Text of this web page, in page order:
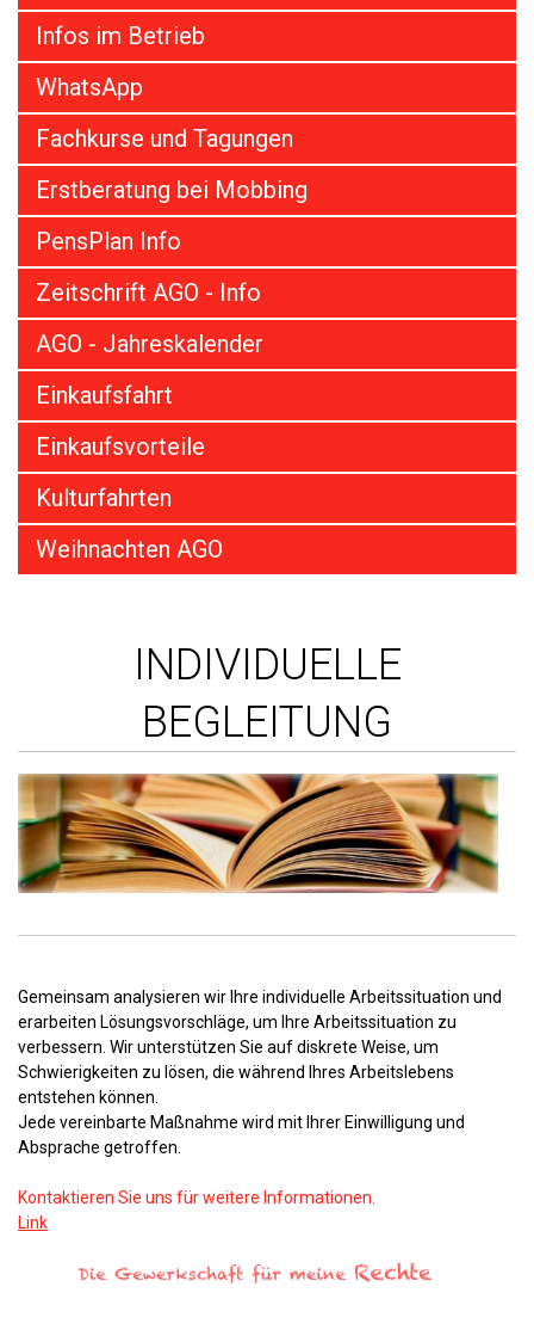
Infos im Betrieb
WhatsApp
Fachkurse und Tagungen
Erstberatung bei Mobbing
PensPlan Info
Zeitschrift AGO - Info
AGO - Jahreskalender
Einkaufsfahrt
Einkaufsvorteile
Kulturfahrten
Weihnachten AGO
INDIVIDUELLE
BEGLEITUNG
Gemeinsam analysieren wir Ihre individuelle Arbeitssituation und
erarbeiten Lösungsvorschläge, um Ihre Arbeitssituation zu
verbessern. Wir unterstützen Sie auf diskrete Weise, um
Schwierigkeiten zu lösen, die während Ihres Arbeitslebens
entstehen können.
Jede vereinbarte Maßnahme wird mit Ihrer Einwilligung und
Absprache getroffen.
Kontaktieren Sie uns für weitere Informationen.
Link